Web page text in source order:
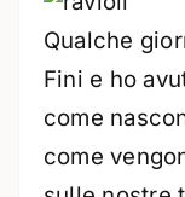
Qualche
Fini e ho
come
come